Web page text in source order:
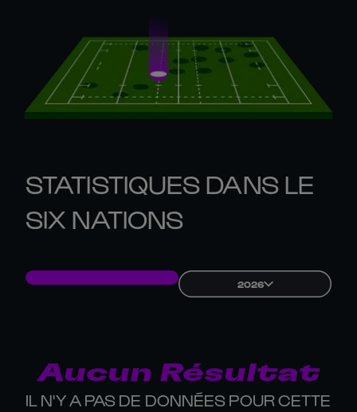
STATISTIQUES DANS LE
SIX NATIONS
2026
Aucun Résultat
IL N'Y A PAS DE DONNÉES POUR CETTE